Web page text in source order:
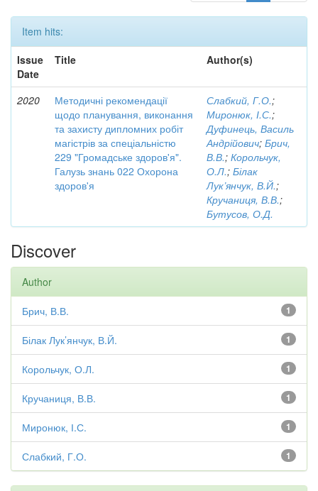
Item hits:
Issue
Date
Title Author(s)
2020
Методичні рекомендації
щодо планування, виконання
та захисту дипломних робіт
магістрів за спеціальністю
229 "Громадське здоров'я".
Галузь знань 022 Охорона
здоров'я
Слабкий, Г.О.;
Миронюк, І.С.;
Дуфинець, Василь
Андрійович; Брич,
В.В.; Корольчук,
О.Л.; Білак
Лук’янчук, В.Й.;
Кручаниця, В.В.;
Бутусов, О.Д.
Discover
Author
1
Брич, В.В.
1
Білак Лук’янчук, В.Й.
1
Корольчук, О.Л.
1
Кручаниця, В.В.
1
Миронюк, І.С.
1
Слабкий, Г.О.